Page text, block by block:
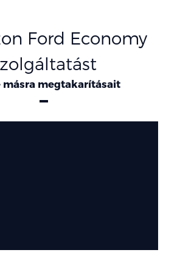
Ford Economy
másra megtakarításait